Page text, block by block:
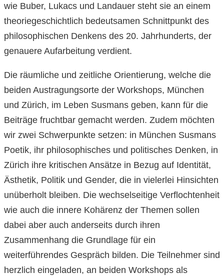
wie Buber, Lukacs und Landauer steht sie an einem
theoriegeschichtlich bedeutsamen Schnittpunkt des
philosophischen Denkens des 20. Jahrhunderts, der
genauere Aufarbeitung verdient.
Die räumliche und zeitliche Orientierung, welche die
beiden Austragungsorte der Workshops, München
und Zürich, im Leben Susmans geben, kann für die
Beiträge fruchtbar gemacht werden. Zudem möchten
wir zwei Schwerpunkte setzen: in München Susmans
Poetik, ihr philosophisches und politisches Denken, in
Zürich ihre kritischen Ansätze in Bezug auf Identität,
Ästhetik, Politik und Gender, die in vielerlei Hinsichten
unüberholt bleiben. Die wechselseitige Verflochtenheit
wie auch die innere Kohärenz der Themen sollen
dabei aber auch anderseits durch ihren
Zusammenhang die Grundlage für ein
weiterführendes Gespräch bilden. Die Teilnehmer sind
herzlich eingeladen, an beiden Workshops als